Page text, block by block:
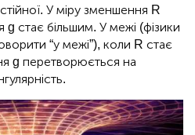
У міру зменшення R
g стає більшим. У межі (фізики
“у межі”), коли R стає
g перетворюється на